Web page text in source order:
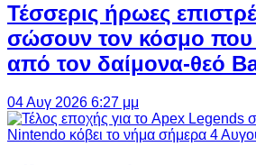
Τέσσερις ήρωες
σώσουν τον κόσμο που
από τον δαίμονα-θεό
04 Αυγ 2026 6:27 μμ